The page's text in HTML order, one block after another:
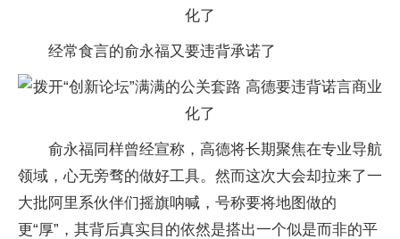
经常食言的俞永福又要违背承诺了
俞永福同样曾经宣称，高德将长期聚焦在专业导航
领域，心无旁骛的做好工具。然而这次大会却拉来了一
大批阿里系伙伴们摇旗呐喊，号称要将地图做的
更“厚”，其背后真实目的依然是搭出一个似是而非的平